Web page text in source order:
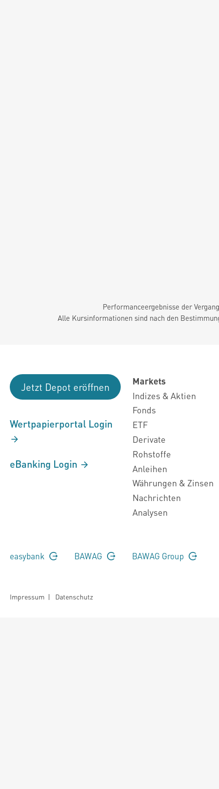
Performanceergebnisse der
Alle Kursinformationen sind nach den
Jetzt Depot eröffnen
Wertpapierportal Login
eBanking Login
Markets
Indizes & Aktien
Fonds
ETF
Derivate
Rohstoffe
Anleihen
Währungen & Zinsen
Nachrichten
Analysen
easybank BAWAG BAWAG Group
Impressum | Datenschutz